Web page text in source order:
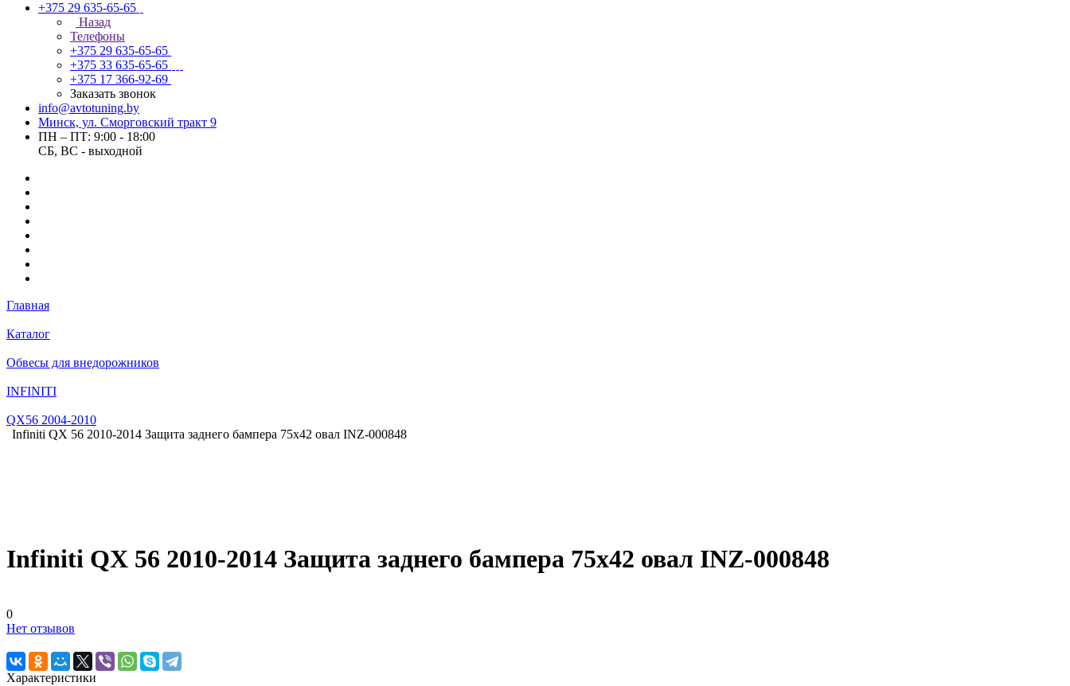
+375 29 635-65-65
Назад
Телефоны
+375 29 635-65-65
+375 33 635-65-65
+375 17 366-92-69
Заказать звонок
info@avtotuning.by
Минск, ул. Сморговский тракт 9
ПН – ПТ: 9:00 - 18:00
СБ, ВС - выходной
Главная
Каталог
Обвесы для внедорожников
INFINITI
QX56 2004-2010
Infiniti QX 56 2010-2014 Защита заднего бампера 75х42 овал INZ-000848
Infiniti QX 56 2010-2014 Защита заднего бампера 75х42 овал INZ-000848
0
Нет отзывов
Характеристики